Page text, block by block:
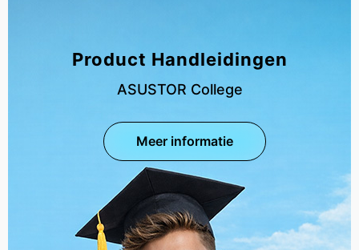
Product Handleidingen
ASUSTOR College
Meer informatie